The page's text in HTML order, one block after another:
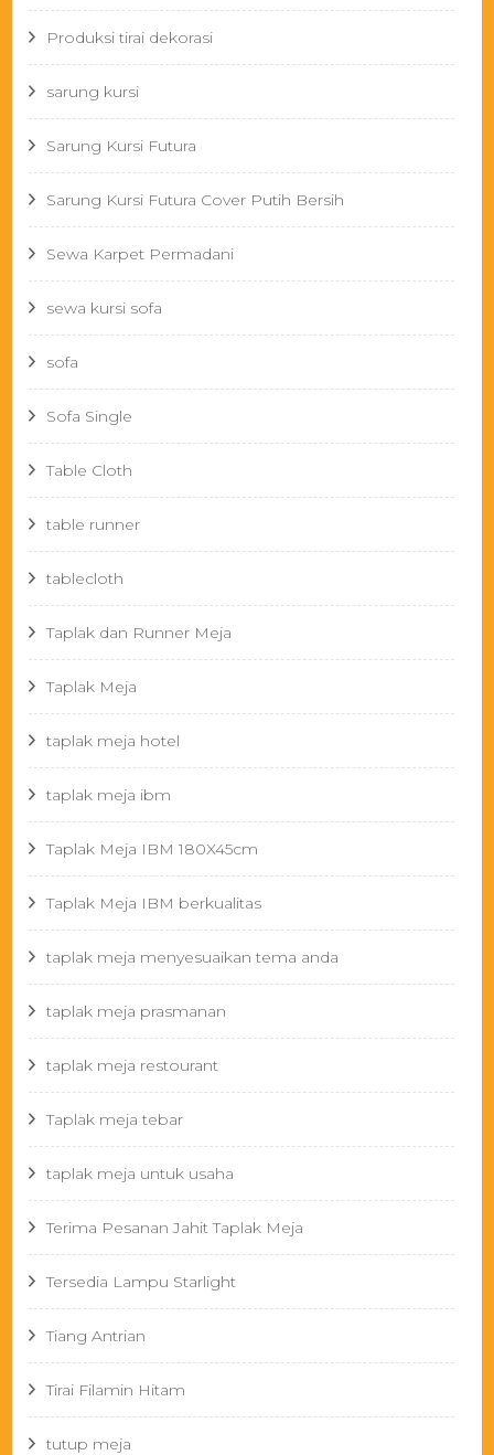
Produksi tirai dekorasi
sarung kursi
Sarung Kursi Futura
Sarung Kursi Futura Cover Putih Bersih
Sewa Karpet Permadani
sewa kursi sofa
sofa
Sofa Single
Table Cloth
table runner
tablecloth
Taplak dan Runner Meja
Taplak Meja
taplak meja hotel
taplak meja ibm
Taplak Meja IBM 180X45cm
Taplak Meja IBM berkualitas
taplak meja menyesuaikan tema anda
taplak meja prasmanan
taplak meja restourant
Taplak meja tebar
taplak meja untuk usaha
Terima Pesanan Jahit Taplak Meja
Tersedia Lampu Starlight
Tiang Antrian
Tirai Filamin Hitam
tutup meja